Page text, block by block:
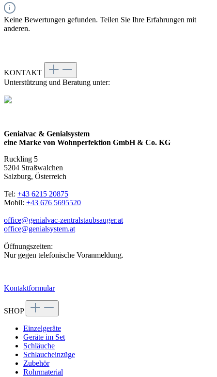
Keine Bewertungen gefunden. Teilen Sie Ihre Erfahrungen mit
anderen.
KONTAKT
Unterstützung und Beratung unter:
Genialvac & Genialsystem
eine Marke von Wohnperfektion GmbH & Co. KG
Ruckling 5
5204 Straßwalchen
Salzburg, Österreich
Tel: +43 6215 20875
Mobil: +43 676 5695520
office@genialvac-zentralstaubsauger.at
office@genialsystem.at
Öffnungszeiten:
Nur gegen telefonische Voranmeldung.
Kontaktformular
SHOP
Einzelgeräte
Geräte im Set
Schläuche
Schlaucheinzüge
Zubehör
Rohrmaterial